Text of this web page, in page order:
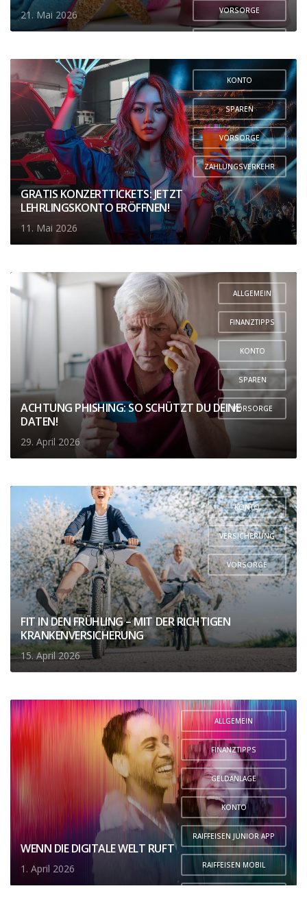
VORSORGE
,
21. Mai 2026
KONTO
,
SPAREN
,
VORSORGE
,
ZAHLUNGSVERKEHR
GRATIS KONZERTTICKETS: JETZT
LEHRLINGSKONTO ERÖFFNEN!
11. Mai 2026
ALLGEMEIN
,
FINANZTIPPS
,
KONTO
,
SPAREN
,
VORSORGE
ACHTUNG PHISHING: SO SCHÜTZT DU DEINE
DATEN!
29. April 2026
KONTO
,
VERSICHERUNG
,
VORSORGE
FIT IN DEN FRÜHLING – MIT DER RICHTIGEN
KRANKENVERSICHERUNG
15. April 2026
ALLGEMEIN
,
FINANZTIPPS
,
GELDANLAGE
,
KONTO
,
RAIFFEISEN JUNIOR APP
,
RAIFFEISEN MOBIL
,
WENN DIE DIGITALE WELT RUFT
1. April 2026